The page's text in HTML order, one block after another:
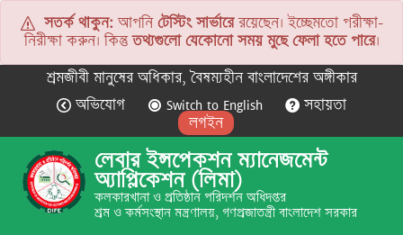
সতর্ক থাকুন: আপনিটেস্টিং সার্ভারেরয়েছেন। ইচ্ছেমতো পরীক্ষা-
নিরীক্ষা করুন। কিন্তুতথ্যগুলো যেকোনো সময় মুছে ফেলা হতে পারে।
শ্রমজীবী মানুষের অধিকার, বৈষম্যহীন বাংলাদেশের অঙ্গীকার
অভিযোগ
Switch to English
সহায়তা
লগইন
লেবার ইন্সপেকশন ম্যানেজমেন্ট
অ্যাপ্লিকেশন (লিমা)
কলকারখানা ও প্রতিষ্ঠান পরিদর্শন অধিদপ্তর
শ্রম ও কর্মসংস্থান মন্ত্রণালয়, গণপ্রজাতন্ত্রী বাংলাদেশ সরকার